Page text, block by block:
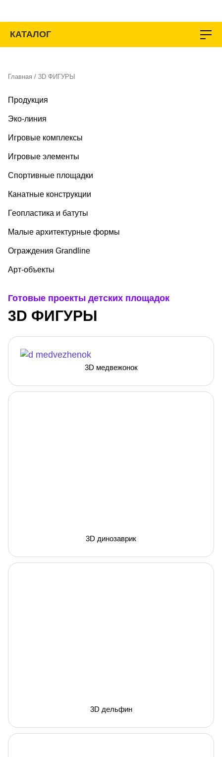
содержимому
КАТАЛОГ
Главная / 3D ФИГУРЫ
Продукция
Эко-линия
Игровые комплексы
Игровые элементы
Спортивные площадки
Канатные конструкции
Геопластика и батуты
Малые архитектурные формы
Ограждения Grandline
Арт-объекты
Готовые проекты детских площадок
3D ФИГУРЫ
3D медвежонок
3D динозаврик
3D дельфин